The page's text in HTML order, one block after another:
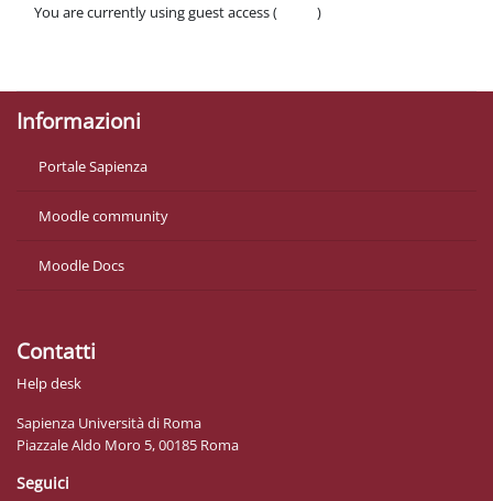
You are currently using guest access (
)
Informazioni
Portale Sapienza
Moodle community
Moodle Docs
Contatti
Help desk
Sapienza Università di Roma
Piazzale Aldo Moro 5, 00185 Roma
Seguici